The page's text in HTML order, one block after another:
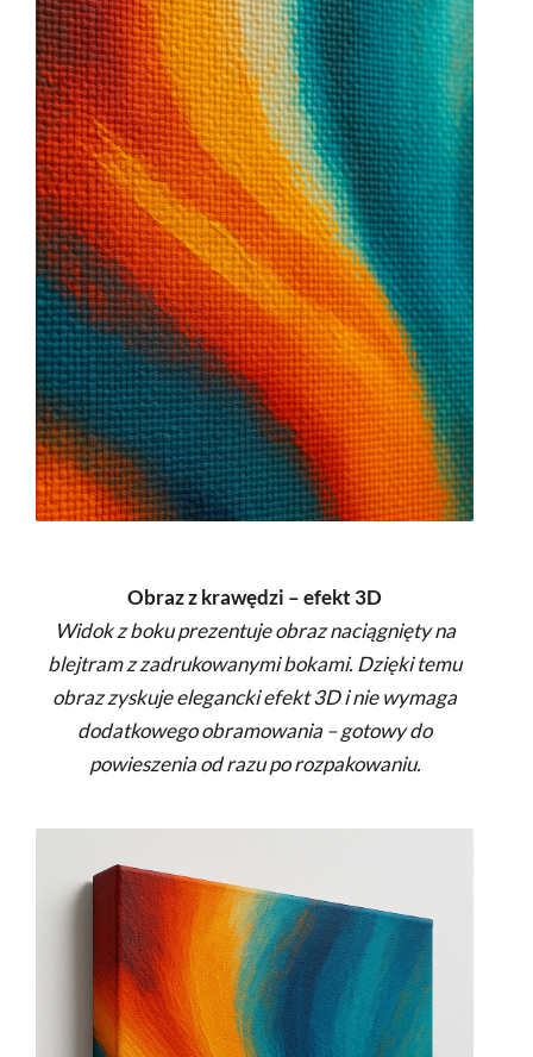
Obraz z krawędzi – efekt 3D
Widok z boku prezentuje obraz naciągnięty na
blejtram z zadrukowanymi bokami. Dzięki temu
obraz zyskuje elegancki efekt 3D i nie wymaga
dodatkowego obramowania – gotowy do
powieszenia od razu po rozpakowaniu.